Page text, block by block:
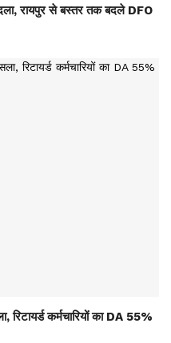
रायपुर से बस्तर तक बदले DFO
रिटायर्ड कर्मचारियों का DA 55%